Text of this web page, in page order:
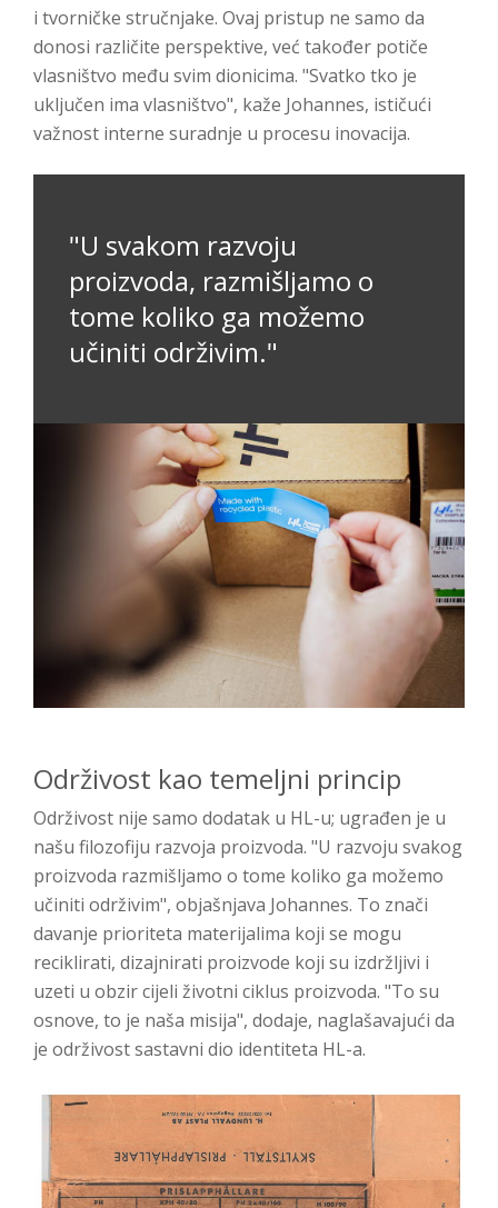
i tvorničke stručnjake. Ovaj pristup ne samo da
donosi različite perspektive, već također potiče
vlasništvo među svim dionicima. "Svatko tko je
uključen ima vlasništvo", kaže Johannes, ističući
važnost interne suradnje u procesu inovacija.
"U svakom razvoju
proizvoda, razmišljamo o
tome koliko ga možemo
učiniti održivim."
Održivost kao temeljni princip
Održivost nije samo dodatak u HL-u; ugrađen je u
našu filozofiju razvoja proizvoda. "U razvoju svakog
proizvoda razmišljamo o tome koliko ga možemo
učiniti održivim", objašnjava Johannes. To znači
davanje prioriteta materijalima koji se mogu
reciklirati, dizajnirati proizvode koji su izdržljivi i
uzeti u obzir cijeli životni ciklus proizvoda. "To su
osnove, to je naša misija", dodaje, naglašavajući da
je održivost sastavni dio identiteta HL-a.